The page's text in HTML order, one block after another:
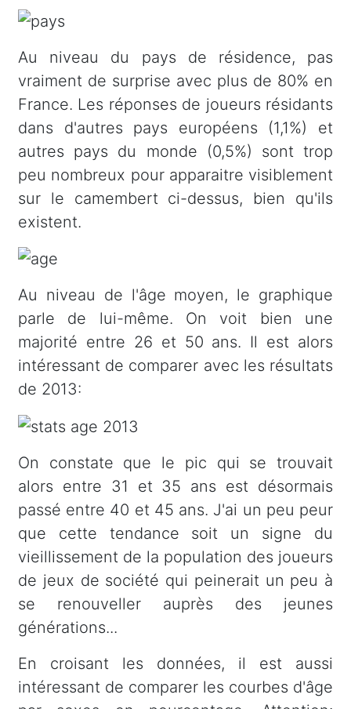
Au niveau du pays de résidence, pas
vraiment de surprise avec plus de 80% en
France. Les réponses de joueurs résidants
dans d'autres pays européens (1,1%) et
autres pays du monde (0,5%) sont trop
peu nombreux pour apparaitre visiblement
sur le camembert ci-dessus, bien qu'ils
existent.
Au niveau de l'âge moyen, le graphique
parle de lui-même. On voit bien une
majorité entre 26 et 50 ans. Il est alors
intéressant de comparer avec les résultats
de 2013:
On constate que le pic qui se trouvait
alors entre 31 et 35 ans est désormais
passé entre 40 et 45 ans. J'ai un peu peur
que cette tendance soit un signe du
vieillissement de la population des joueurs
de jeux de société qui peinerait un peu à
se renouveller auprès des jeunes
générations...
En croisant les données, il est aussi
intéressant de comparer les courbes d'âge